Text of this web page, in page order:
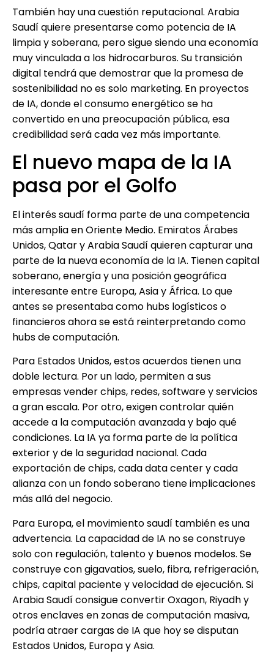
También hay una cuestión reputacional. Arabia
Saudí quiere presentarse como potencia de IA
limpia y soberana, pero sigue siendo una economía
muy vinculada a los hidrocarburos. Su transición
digital tendrá que demostrar que la promesa de
sostenibilidad no es solo marketing. En proyectos
de IA, donde el consumo energético se ha
convertido en una preocupación pública, esa
credibilidad será cada vez más importante.
El nuevo mapa de la IA
pasa por el Golfo
El interés saudí forma parte de una competencia
más amplia en Oriente Medio. Emiratos Árabes
Unidos, Qatar y Arabia Saudí quieren capturar una
parte de la nueva economía de la IA. Tienen capital
soberano, energía y una posición geográfica
interesante entre Europa, Asia y África. Lo que
antes se presentaba como hubs logísticos o
financieros ahora se está reinterpretando como
hubs de computación.
Para Estados Unidos, estos acuerdos tienen una
doble lectura. Por un lado, permiten a sus
empresas vender chips, redes, software y servicios
a gran escala. Por otro, exigen controlar quién
accede a la computación avanzada y bajo qué
condiciones. La IA ya forma parte de la política
exterior y de la seguridad nacional. Cada
exportación de chips, cada data center y cada
alianza con un fondo soberano tiene implicaciones
más allá del negocio.
Para Europa, el movimiento saudí también es una
advertencia. La capacidad de IA no se construye
solo con regulación, talento y buenos modelos. Se
construye con gigavatios, suelo, fibra, refrigeración,
chips, capital paciente y velocidad de ejecución. Si
Arabia Saudí consigue convertir Oxagon, Riyadh y
otros enclaves en zonas de computación masiva,
podría atraer cargas de IA que hoy se disputan
Estados Unidos, Europa y Asia.